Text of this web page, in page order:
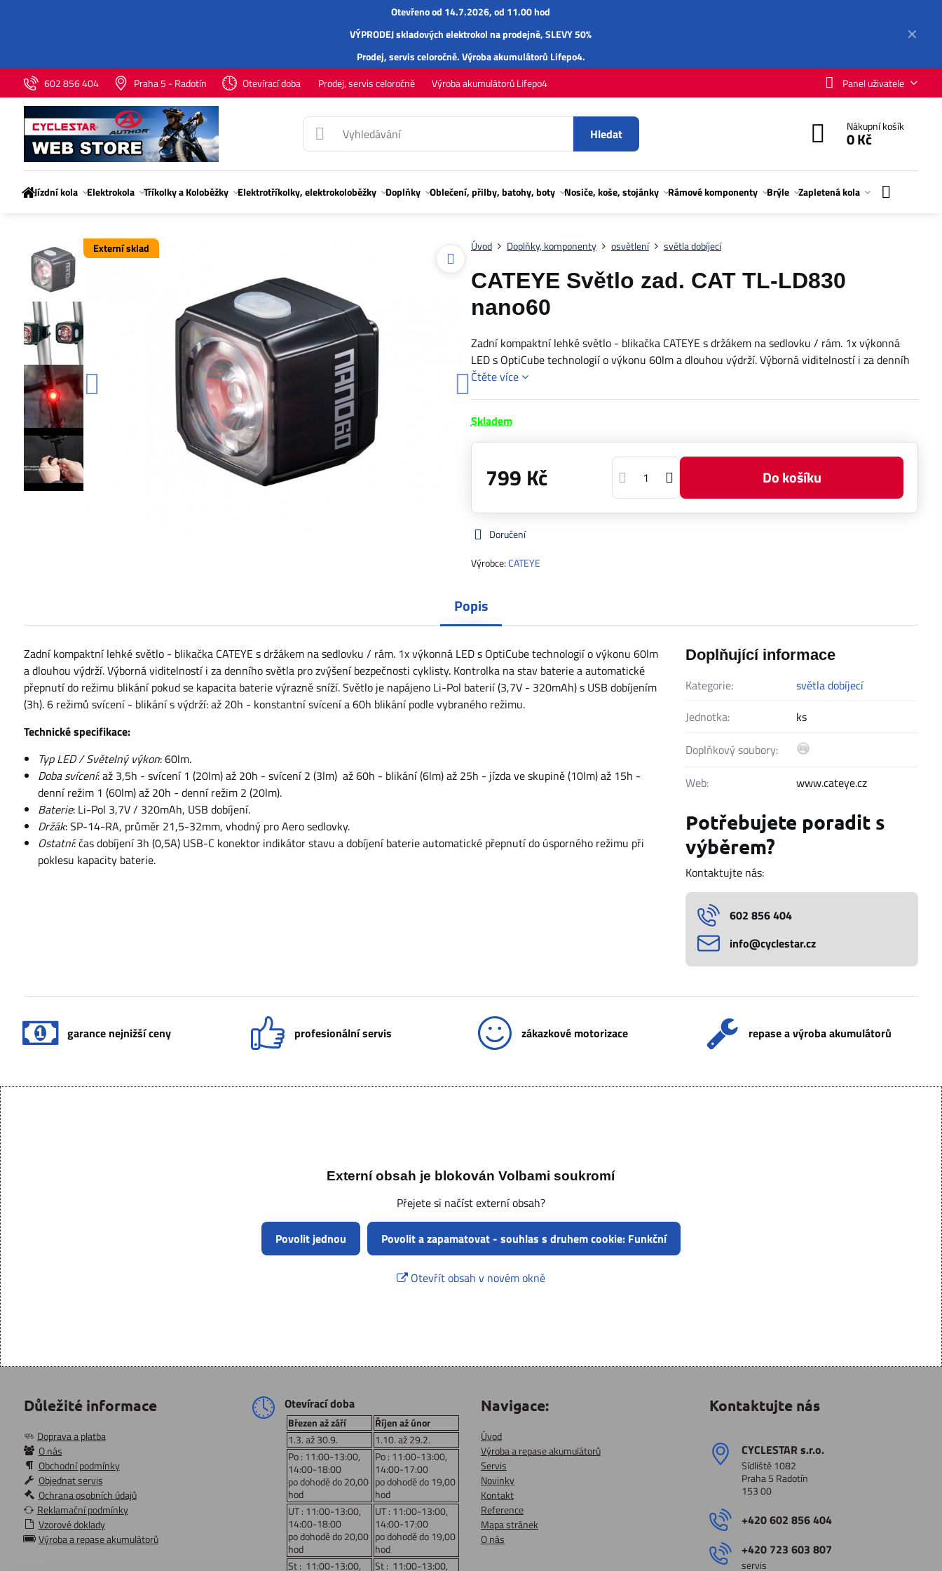
✕
Otevřeno od 14.7.2026, od 11.00 hod
VÝPRODEJ skladových elektrokol na prodejně, SLEVY 50%
Prodej,servisceloročně.Výroba akumulátorů Lifepo4.
602 856 404
Praha 5 - Radotín Otevírací doba Prodej, servis celoročně Výroba akumulátorů Lifepo4 Panel uživatele
Hledat Nákupní košík
0 Kč
Jízdní kola Elektrokola Tříkolky a Koloběžky Elektrotříkolky, elektrokoloběžky Doplňky Oblečení, přilby, batohy, boty Nosiče, koše, stojánky Rámové komponenty Brýle Zapletená kola
Externí sklad Úvod Doplňky, komponenty osvětlení světla dobíjecí
CATEYE Světlo zad. CAT TL-LD830
nano60
Zadní kompaktní lehké světlo - blikačka CATEYE s držákem na sedlovku / rám. 1x výkonná
LED s OptiCube technologií o výkonu 60lm a dlouhou výdrží. Výborná viditelností i za denníh
Čtěte více
Skladem
799 Kč Do košíku
Doručení
Výrobce:CATEYE
Popis
Zadní kompaktní lehké světlo - blikačka CATEYE s držákem na sedlovku / rám. 1x výkonná LED s OptiCube technologií o výkonu 60lm
a dlouhou výdrží. Výborná viditelností i za denního světla pro zvýšení bezpečnosti cyklisty. Kontrolka na stav baterie a automatické
přepnutí do režimu blikání pokud se kapacita baterie výrazně sníží. Světlo je napájeno Li-Pol baterií (3,7V - 320mAh) s USB dobíjením
(3h). 6 režimů svícení - blikání s výdrží: až 20h - konstantní svícení a 60h blikání podle vybraného režimu.
Technické specifikace:
Typ LED / Světelný výkon: 60lm.
Doba svícení: až 3,5h - svícení 1 (20lm) až 20h - svícení 2 (3lm) až 60h - blikání (6lm) až 25h - jízda ve skupině (10lm) až 15h -
denní režim 1 (60lm) až 20h - denní režim 2 (20lm).
Baterie: Li-Pol 3,7V / 320mAh, USB dobíjení.
Držák: SP-14-RA, průměr 21,5-32mm, vhodný pro Aero sedlovky.
Ostatní: čas dobíjení 3h (0,5A) USB-C konektor indikátor stavu a dobíjení baterie automatické přepnutí do úsporného režimu při
poklesu kapacity baterie.
Doplňující informace
Kategorie:
světla dobíjecí
Jednotka:
ks
Doplňkový soubory:
Web:
www.cateye.cz
Potřebujete poradit s
výběrem?
Kontaktujte nás:
602 856 404
info​@cyclestar​.cz
garance nejnižší ceny profesionální servis zákazkové motorizace repase a výroba akumulátorů
Externí obsah je blokován Volbami soukromí
Přejete si načíst externí obsah?
Povolit jednou Povolit a zapamatovat - souhlas s druhem cookie: Funkční
Otevřít obsah v novém okně
Důležité informace
Doprava a platba
O nás
Obchodní podmínky
Objednat servis
Ochrana osobních údajů
Reklamační podmínky
Vzorové doklady
Výroba a repase akumulátorů
Otevírací doba
Březen až září
Říjen až únor
1.3. až 30.9.
1.10. až 29.2.
Po : 11:00-13:00,
14:00-18:00
po dohodě do 20,00
hod
Po : 11:00-13:00,
14:00-17:00
po dohodě do 19,00
hod
UT : 11:00-13:00,
14:00-18:00
po dohodě do 20,00
hod
UT : 11:00-13:00,
14:00-17:00
po dohodě do 19,00
hod
St : 11:00-13:00,
St : 11:00-13:00,
Navigace:
Úvod
Výroba a repase akumulátorů
Servis
Novinky
Kontakt
Reference
Mapa stránek
O nás
Kontaktujte nás
CYCLESTAR s​.r​.o​.
Sídliště 1082
Praha 5 Radotín
153 00
+420 602 856 404
+420 723 603 807
servis